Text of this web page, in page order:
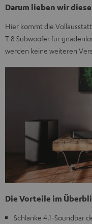
Darum lieben wir
Hier kommt die
T 8 Subwoofer für
werden keine weiteren
Die Vorteile im
Schlanke 4.1-Soundbar